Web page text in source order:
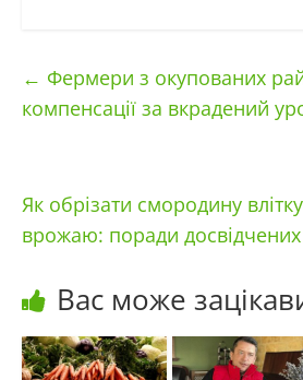
← Фермери з окупованих
компенсації за вкрадений
Як обрізати смородину
врожаю: поради досвідчених
Вас може